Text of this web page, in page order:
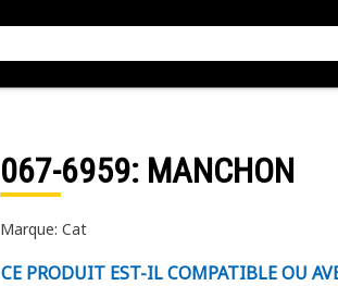
067-6959: MANCHON
Marque: Cat
CE PRODUIT EST-IL COMPATIBLE OU